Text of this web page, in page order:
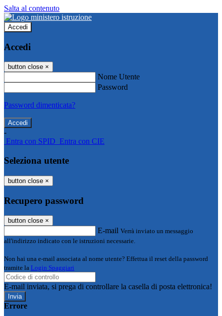
Salta al contenuto
Accedi
Accedi
button close ×
Nome Utente
Password
Password dimenticata?
-
Entra con SPID Entra con CIE
Seleziona utente
button close ×
Recupero password
button close ×
E-mail Verrà inviato un messaggio
all'indirizzo indicato con le istruzioni necessarie.
Non hai una e-mail associata al nome utente? Effettua il reset della password
tramite la Login Spaggiari
E-mail inviata, si prega di controllare la casella di posta elettronica!
Errore